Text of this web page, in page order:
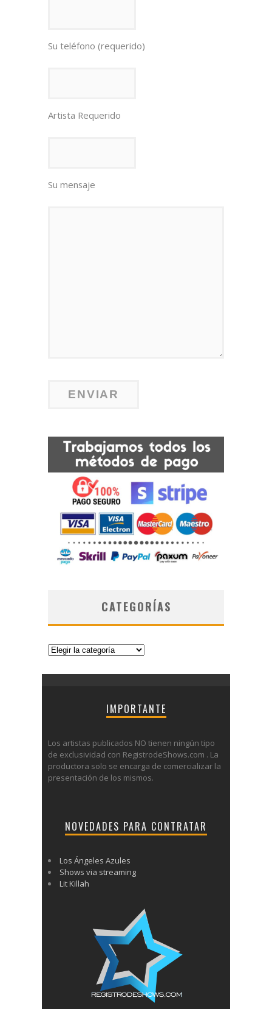
Su teléfono (requerido)
Artista Requerido
Su mensaje
CATEGORÍAS
Categorías
IMPORTANTE
Los artistas publicados NO tienen ningún tipo
de exclusividad con RegistrodeShows.com . La
productora solo se encarga de comercializar la
presentación de los mismos.
NOVEDADES PARA CONTRATAR
Los Ángeles Azules
Shows via streaming
Lit Killah